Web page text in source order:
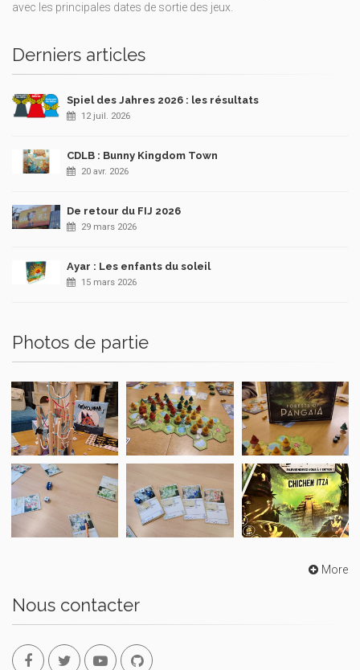
avec les principales dates de sortie des jeux.
Derniers articles
Spiel des Jahres 2026 : les résultats
12 juil. 2026
CDLB : Bunny Kingdom Town
20 avr. 2026
De retour du FIJ 2026
29 mars 2026
Ayar : Les enfants du soleil
15 mars 2026
Photos de partie
More
Nous contacter